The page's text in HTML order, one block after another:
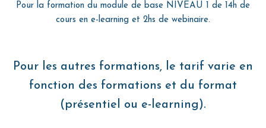
Pour la formation du module de base NIVEAU 1 de 14h de
cours en e-learning et 2hs de webinaire.
Pour les autres formations, le tarif varie en
fonction des formations et du format
(présentiel ou e-learning).